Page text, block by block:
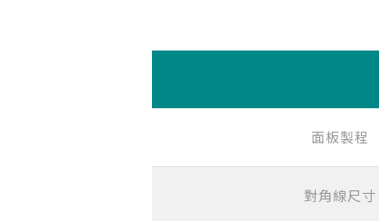
面板製程
對角線尺寸